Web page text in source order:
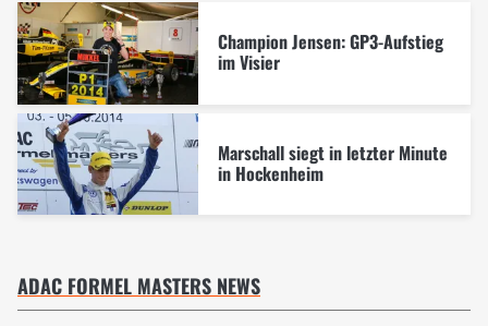
Champion Jensen: GP3-Aufstieg
im Visier
Marschall siegt in letzter Minute
in Hockenheim
ADAC FORMEL MASTERS NEWS